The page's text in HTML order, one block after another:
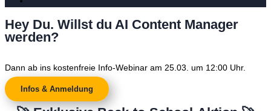
Hey Du. Willst du AI Content Manager
werden?
Dann ab ins kostenfreie Info-Webinar am 25.03. um 12:00 Uhr.
Infos & Anmeldung